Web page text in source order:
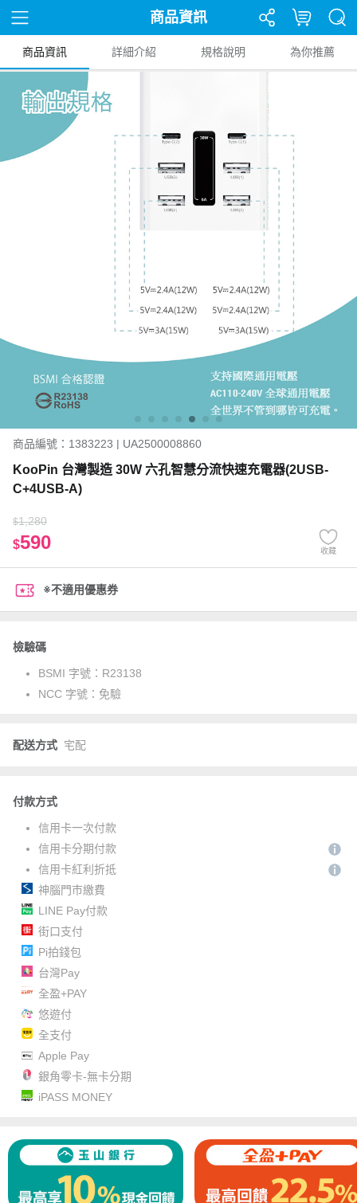
商品資訊
商品資訊 詳細介紹 規格說明 為你推薦
商品編號：1383223 | UA2500008860
KooPin 台灣製造 30W 六孔智慧分流快速充電器(2USB-
C+4USB-A)
$1,280
$590 收藏
※不適用優惠券
檢驗碼
BSMI 字號： R23138
NCC 字號： 免驗
配送方式 宅配
付款方式
信用卡一次付款
信用卡分期付款
信用卡紅利折抵
神腦門市繳費
LINE Pay付款
街口支付
Pi拍錢包
台灣Pay
全盈+PAY
悠遊付
全支付
Apple Pay
銀角零卡-無卡分期
iPASS MONEY